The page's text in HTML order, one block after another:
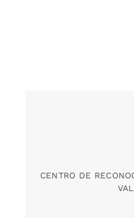
CENTRO DE